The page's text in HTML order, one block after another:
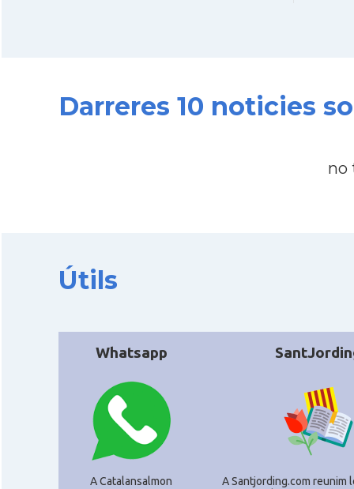
Darreres 10 noticies
no
Útils
Whatsapp
A Catalansalmon
A Santjording.com reunim